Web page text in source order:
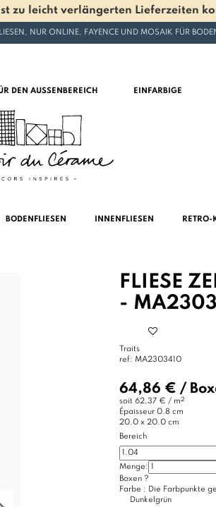
zu leicht verlängerten Lieferzeiten
NUR ONLINE, FAYENCE UND MOSAIK FÜR
DEN AUSSENBEREICH EINFARBIGE
BODENFLIESEN INNENFLIESEN RETRO-
FLIESE
-
Traits
ref: MA2303410
64,86 € /
soit 62,37 € / m2
Épaisseur 0.8 cm
20.0 x 20.0 cm
Bereich
Menge:
Boxen ?
Farbe : Die Farbpunkte
Dunkelgrün